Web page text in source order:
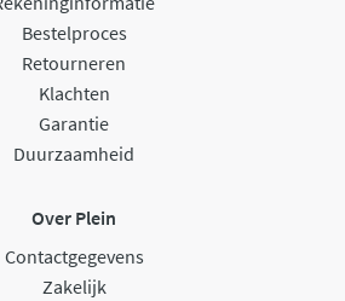
Bestelproces
Retourneren
Klachten
Garantie
Duurzaamheid
Over Plein
Contactgegevens
Zakelijk